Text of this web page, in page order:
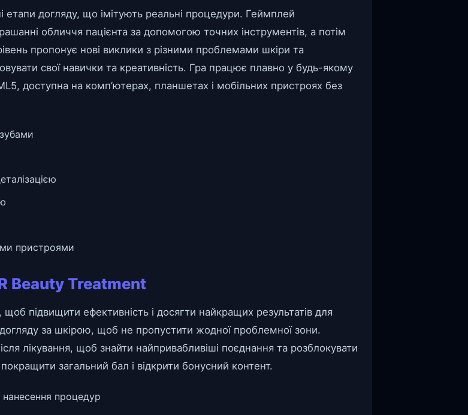
догляду, що імітують реальні процедури. Геймплей
обличчя пацієнта за допомогою точних інструментів, а потім
пропонує нові виклики з різними проблемами шкіри та
свої навички та креативність. Гра працює плавно у будь-якому
доступна на комп’ютерах, планшетах і мобільних пристроях без
пристроями
Beauty Treatment
щоб підвищити ефективність і досягти найкращих результатів для
за шкірою, щоб не пропустити жодної проблемної зони.
лікування, щоб знайти найпривабливіші поєднання та розблокувати
загальний бал і відкрити бонусний контент.
процедур